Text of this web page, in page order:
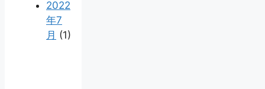
2022
年7
月 (1)